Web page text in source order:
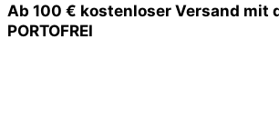
Ab 100 € kostenloser Versand mit
PORTOFREI